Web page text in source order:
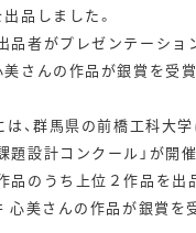
品しました。
品者がプレゼンテーショ
美さんの作品が銀賞を受賞
、群馬県の前橋工科大
題設計コンクール」が開
品のうち上位２作品を出
心美さんの作品が銀賞を